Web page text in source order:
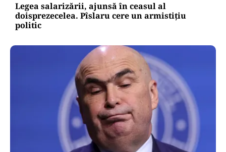
Legea salarizării, ajunsă în ceasul al
doisprezecelea. Pîslaru cere un armistițiu
politic